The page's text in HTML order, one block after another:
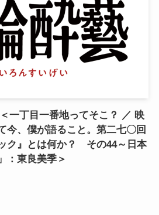
一丁目一番地ってそこ？ ／ 映
今、僕が語ること。第二七〇回
ク』とは何か？ その44～日本
：東良美季＞